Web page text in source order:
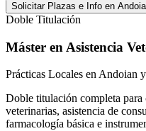
Solicitar Plazas e Info en
Doble Titulación
Máster en Asistencia
Prácticas Locales en Andoian
Doble titulación completa
veterinarias, asistencia de
farmacología básica e